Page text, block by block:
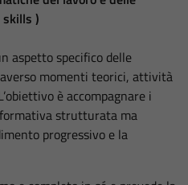
)
aspetto specifico delle
momenti teorici, attività
è accompagnare i
strutturata ma
progressivo e la